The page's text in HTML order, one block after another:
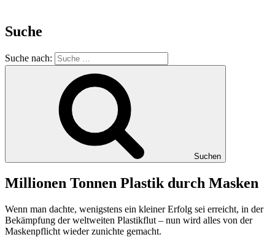
Suche
Suche nach:
Suchen
Millionen Tonnen Plastik durch Masken
Wenn man dachte, wenigstens ein kleiner Erfolg sei erreicht, in der
Bekämpfung der weltweiten Plastikflut – nun wird alles von der
Maskenpflicht wieder zunichte gemacht.